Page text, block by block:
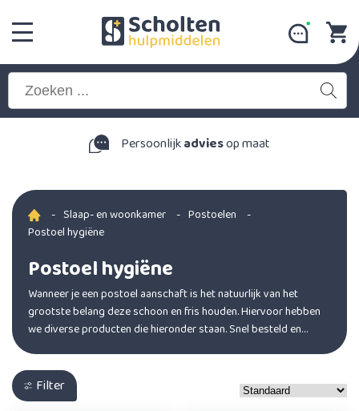
Persoonlijkadviesop maat
- Slaap- en woonkamer - Postoelen
-
Postoel hygiëne
Postoel hygiëne
Wanneer je een postoel aanschaft is het natuurlijk van het
grootste belang deze schoon en fris houden. Hiervoor hebben
we diverse producten die hieronder staan. Snel besteld en
Filter